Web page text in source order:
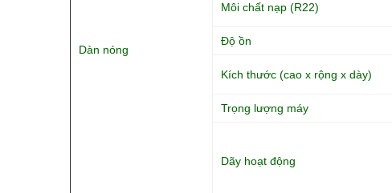
Dàn nóng
Môi chất nạp (R22)
Độ ồn
Kích thước (cao x rộng x dày)
Trọng lượng máy
Dãy hoạt động